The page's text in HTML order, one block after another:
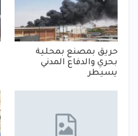
حريق بمصنع بمحلية
بحري والدفاع المدني
يسيطر